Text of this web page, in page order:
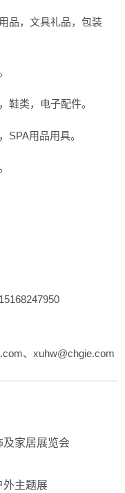
品，文具礼品，包装
装饰品。
鞋类，电子配件。
SPA用品用具。
、xuhw@chgie.com
及家居展览会
外主题展